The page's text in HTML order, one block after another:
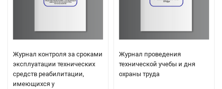
Журнал контроля за сроками
эксплуатации технических
средств реабилитации,
имеющихся у
Журнал проведения
технической учебы и дня
охраны труда